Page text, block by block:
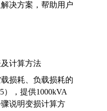
决方案，帮助用户
计算方法
损耗、负载损耗的
），提供1000kVA
说明变损计算方